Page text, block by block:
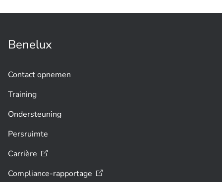
Benelux
Contact opnemen
Training
Ondersteuning
Persruimte
Carrière
Compliance-rapportage